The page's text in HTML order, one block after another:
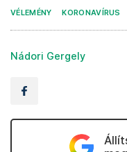
VÉLEMÉNY KORONAVÍRUS
Nádori Gergely